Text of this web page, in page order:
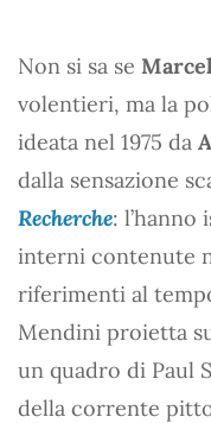
Non si sa se
volentieri, ma la
ideata nel 1975 da
dalla sensazione
Recherche:
interni contenute
riferimenti al
Mendini proietta
un quadro di Paul
della corrente